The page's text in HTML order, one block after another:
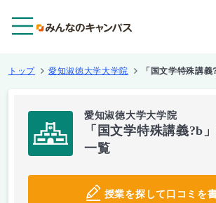
トップ 愛知淑徳大学大学院 「国文学特殊講
愛知淑徳大学大学院
「国文学特殊講義?b
一覧
授業を探して口コミを